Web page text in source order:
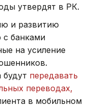
утвердят в РК.
и развитию
с банками
на усиление
будут передавать
переводах,
в мобильном